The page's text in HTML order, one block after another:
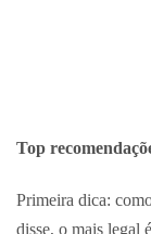
Top
Primeira dica:
disse, o mais legal